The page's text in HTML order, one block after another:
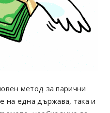
метод за парични
на една държава, така и